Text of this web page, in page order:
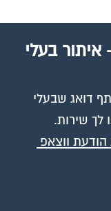
בעלי
דואג שבעלי
לך שירות.
ווצאפ